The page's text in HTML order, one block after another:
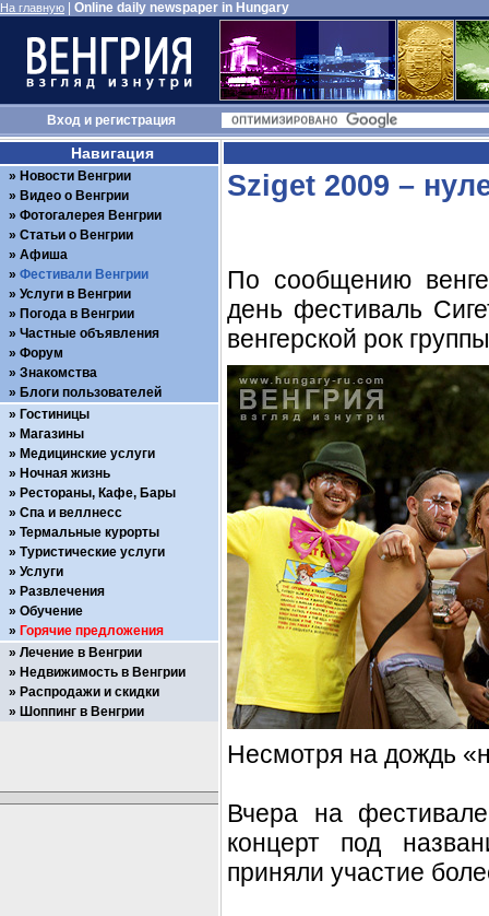
На главную Online daily newspaper in Hungary
Входи регистрация
Sziget 2009 –
По сообщению
день фестиваль
венгерской рок
Несмотря на дождь
Вчера на
концерт под
приняли участие
Навигация
Новости Венгрии
Видео о Венгрии
Фотогалерея Венгрии
Статьи о Венгрии
Афиша
Фестивали Венгрии
Услуги в Венгрии
Погода в Венгрии
Частные объявления
Форум
Знакомства
Блоги пользователей
Гостиницы
Магазины
Медицинские услуги
Ночная жизнь
Рестораны, Кафе, Бары
Спа и веллнесс
Термальные курорты
Туристические услуги
Услуги
Развлечения
Обучение
Горячие предложения
Лечение в Венгрии
Недвижимость в Венгрии
Распродажи и скидки
Шоппинг в Венгрии